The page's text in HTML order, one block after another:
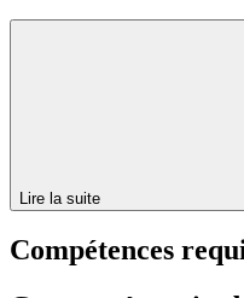
Lire la suite
Compétences